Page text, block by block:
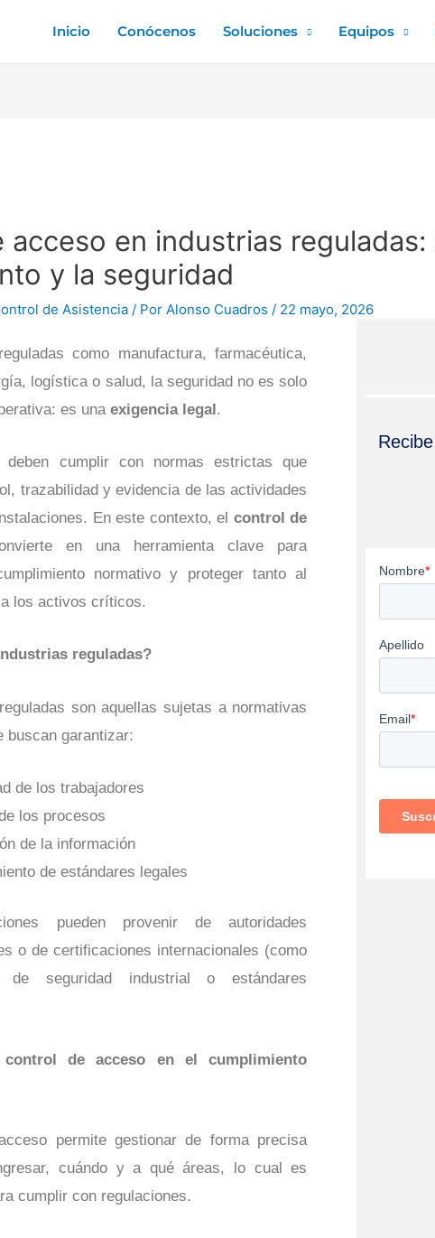
Inicio Conócenos Soluciones Equipos
acceso en industrias reguladas:
y la seguridad
de Asistencia / PorAlonso Cuadros/ 22 mayo, 2026
como manufactura, farmacéutica,
logística o salud, la seguridad no es solo
es unaexigencia legal.
deben cumplir con normas estrictas que
trazabilidad y evidencia de las actividades
En este contexto, el control de
en una herramienta clave para
normativo y proteger tanto al
los activos críticos.
reguladas?
son aquellas sujetas a normativas
buscan garantizar:
de los trabajadores
los procesos
de la información
de estándares legales
pueden provenir de autoridades
o de certificaciones internacionales (como
de seguridad industrial o estándares
de acceso en el cumplimiento
permite gestionar de forma precisa
cuándo y a qué áreas, lo cual es
cumplir con regulaciones.